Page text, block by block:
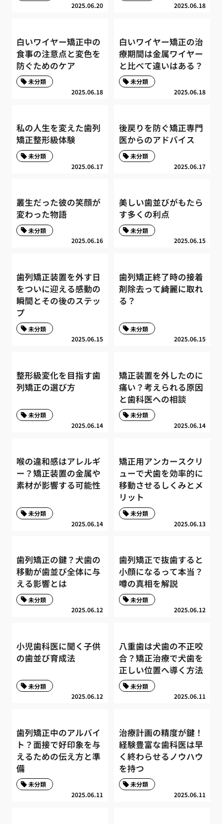
2025.06.20 2025.06.18
白いワイヤー矯正中の
食事の注意点と変色を
防ぐためのケア
2025.06.18
未分類
白いワイヤー矯正の治
療期間は金属ワイヤー
と比べて違いはある？
2025.06.18
未分類
私の人生を変えた歯列
矯正整形級体験
2025.06.17
未分類
後戻りを防ぐ矯正専門
医からのアドバイス
2025.06.17
未分類
叢生だった彼の笑顔が
変わった物語
2025.06.16
未分類
美しい歯並びがもたら
す多くの利点
2025.06.15
未分類
歯列矯正装置を外す日
をついに迎える感動の
瞬間とその後のステッ
プ
2025.06.15
未分類
歯列矯正終了時の接着
剤除去って綺麗に取れ
る？
2025.06.15
未分類
整形級変化を目指す歯
列矯正の選び方
2025.06.14
未分類
矯正装置を外したのに
痛い？考えられる原因
と歯科医への相談
2025.06.14
未分類
喉の違和感はアレルギ
ー？矯正装置の金属や
素材が影響する可能性
2025.06.14
未分類
矯正用アンカースクリ
ューで犬歯を効率的に
移動させるしくみとメ
リット
2025.06.13
未分類
歯列矯正の鍵？犬歯の
移動が歯並び全体に与
える影響とは
2025.06.12
未分類
歯列矯正で抜歯すると
小顔になるって本当？
噂の真相を解説
2025.06.12
未分類
小児歯科医に聞く子供
の歯並び育成法
2025.06.12
未分類
八重歯は犬歯の不正咬
合？矯正治療で犬歯を
正しい位置へ導く方法
2025.06.11
未分類
歯列矯正中のアルバイ
ト？面接で好印象を与
えるための伝え方と準
備
2025.06.11
未分類
治療計画の精度が鍵！
経験豊富な歯科医は早
く終わらせるノウハウ
を持つ
2025.06.11
未分類